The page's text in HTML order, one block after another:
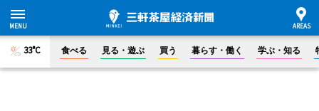
33°C 食べる 見る・遊ぶ 買う 暮らす・働く 学ぶ・知る